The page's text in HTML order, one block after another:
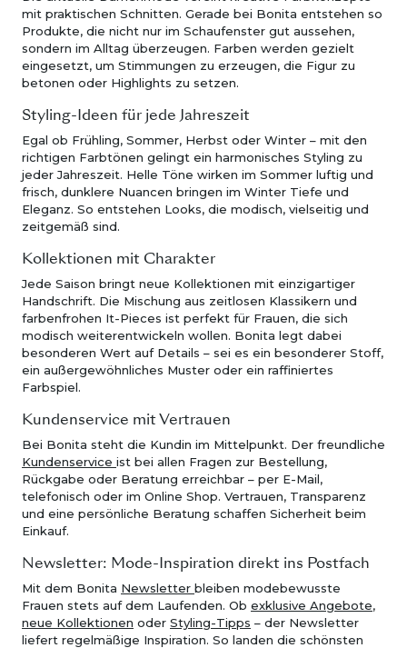
mit praktischen Schnitten. Gerade bei Bonita entstehen so
Produkte, die nicht nur im Schaufenster gut aussehen,
sondern im Alltag überzeugen. Farben werden gezielt
eingesetzt, um Stimmungen zu erzeugen, die Figur zu
betonen oder Highlights zu setzen.
Styling-Ideen für jede Jahreszeit
Egal ob Frühling, Sommer, Herbst oder Winter – mit den
richtigen Farbtönen gelingt ein harmonisches Styling zu
jeder Jahreszeit. Helle Töne wirken im Sommer luftig und
frisch, dunklere Nuancen bringen im Winter Tiefe und
Eleganz. So entstehen Looks, die modisch, vielseitig und
zeitgemäß sind.
Kollektionen mit Charakter
Jede Saison bringt neue Kollektionen mit einzigartiger
Handschrift. Die Mischung aus zeitlosen Klassikern und
farbenfrohen It-Pieces ist perfekt für Frauen, die sich
modisch weiterentwickeln wollen. Bonita legt dabei
besonderen Wert auf Details – sei es ein besonderer Stoff,
ein außergewöhnliches Muster oder ein raffiniertes
Farbspiel.
Kundenservice mit Vertrauen
Bei Bonita steht die Kundin im Mittelpunkt. Der freundliche
Kundenservice ist bei allen Fragen zur Bestellung,
Rückgabe oder Beratung erreichbar – per E-Mail,
telefonisch oder im Online Shop. Vertrauen, Transparenz
und eine persönliche Beratung schaffen Sicherheit beim
Einkauf.
Newsletter: Mode-Inspiration direkt ins Postfach
Mit dem Bonita Newsletter bleiben modebewusste
Frauen stets auf dem Laufenden. Ob exklusive Angebote,
neue Kollektionen oder Styling-Tipps – der Newsletter
liefert regelmäßige Inspiration. So landen die schönsten